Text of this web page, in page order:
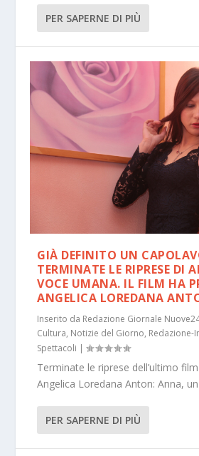
PER SAPERNE DI PIÙ
GIÀ DEFINITO UN
TERMINATE LE RIPRESE DI
VOCE UMANA. IL FILM HA
ANGELICA LOREDANA
Inserito da Redazione Giornale
Cultura, Notizie del Giorno, Redazione-
Spettacoli |
Terminate le riprese dell’ultimo
Angelica Loredana Anton: Anna,
PER SAPERNE DI PIÙ